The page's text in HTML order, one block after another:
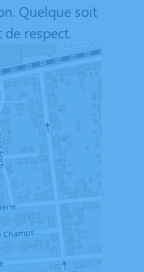
Quelque soit
respect.